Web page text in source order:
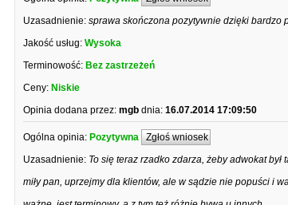
Uzasadnienie: sprawa skończona pozytywnie dzięki
Jakość usług: Wysoka
Terminowość: Bez zastrzeżeń
Ceny: Niskie
Opinia dodana przez: mgb dnia: 16.07.2014 17:09:50
Ogólna opinia: Pozytywna Zgłoś wniosek
Uzasadnienie: To się teraz rzadko zdarza, żeby adwokat
miły pan, uprzejmy dla klientów, ale w sądzie nie popuści i